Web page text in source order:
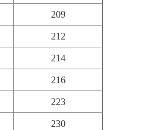
209
212
214
216
223
230